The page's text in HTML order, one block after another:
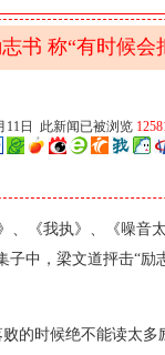
书 称“有时候会
11日 此新闻已被浏览
、《我执》、《噪音
子中，梁文道抨击“
时候绝不能读太多